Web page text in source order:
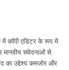
कॉपी एडिटर के रूप में
मानवीय संवेदनाओं से
का उद्देश्य कमजोर और